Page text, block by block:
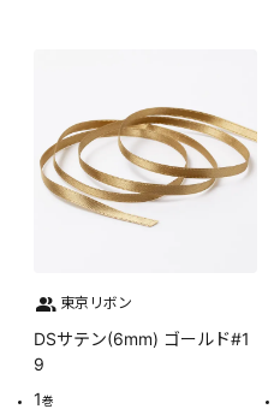
東京リボン
DSサテン(6mm) ゴールド#1
9
1巻